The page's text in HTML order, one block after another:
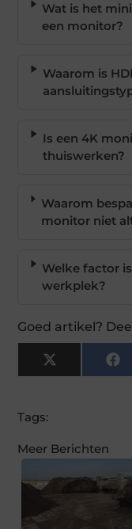
Wat is het
een monitor?
Waarom is
Is een 4K
thuiswerken?
Waarom
monitor niet
Welke factor
werkplek?
Goed artikel?
X
(Twitter)
Tags:
Meer Berichten